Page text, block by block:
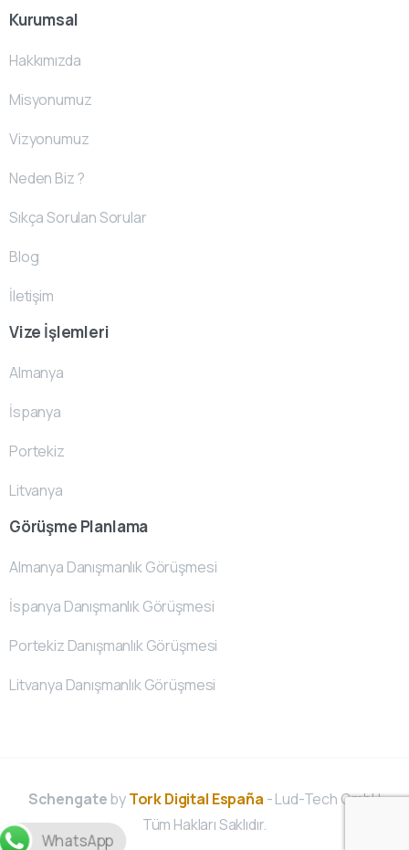
Kurumsal
Hakkımızda
Misyonumuz
Vizyonumuz
Neden Biz ?
Sıkça Sorulan Sorular
Blog
İletişim
Vize İşlemleri
Almanya
İspanya
Portekiz
Litvanya
Görüşme Planlama
Almanya Danışmanlık Görüşmesi
İspanya Danışmanlık Görüşmesi
Portekiz Danışmanlık Görüşmesi
Litvanya Danışmanlık Görüşmesi
SchengatebyTork Digital España - Lud-Tech GmbH
Tüm Hakları Saklıdır.
WhatsApp